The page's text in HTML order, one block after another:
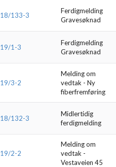
18/133-3
Ferdigmelding
Gravesøknad
19/1-3
Ferdigmelding
Gravesøknad
19/3-2
Melding om
vedtak - Ny
fiberfremføring
18/132-3
Midlertidig
ferdigmelding
19/2-2
Melding om
vedtak -
Vestaveien 45